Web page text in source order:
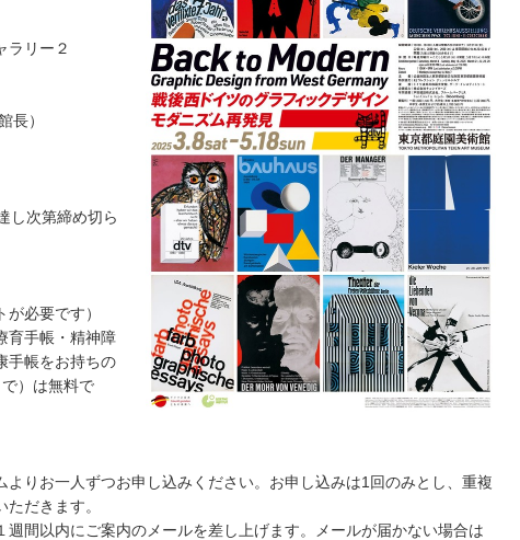
リー２
長）
し次第締め切ら
必要です）
育手帳・精神障
手帳をお持ちの
）は無料で
よりお一人ずつお申し込みください。お申し込みは1回のみとし、重複
だきます。
週間以内にご案内のメールを差し上げます。メールが届かない場合は